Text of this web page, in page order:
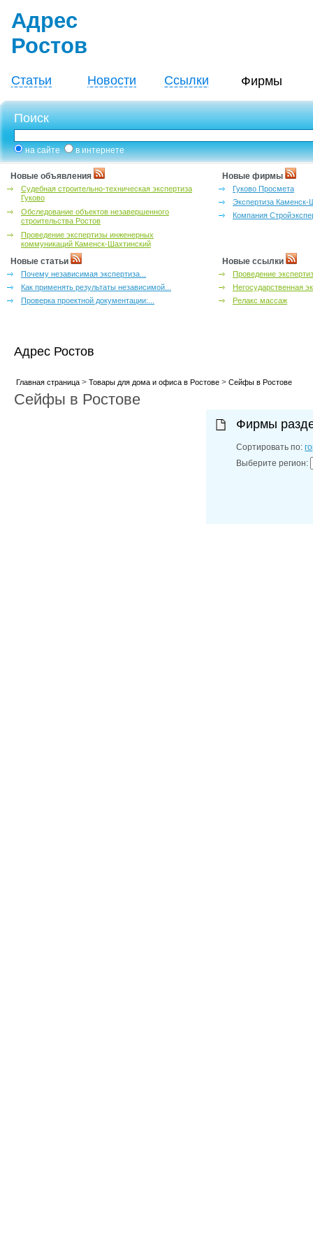
Адрес
Ростов
Статьи Новости Ссылки Фирмы
Поиск
на сайте в интернете
Новые объявления
Судебная строительно-техническая экспертиза
Гуково
Обследование объектов незавершенного
строительства Ростов
Проведение экспертизы инженерных
коммуникаций Каменск-Шахтинский
Новые фирмы
Гуково Просмета
Экспертиза Каменск-
Компания
Новые статьи
Почему независимая экспертиза...
Как применять результаты независимой...
Проверка проектной документации:...
Новые ссылки
Проведение
Негосударственная
Релакс массаж
Адрес Ростов
Главная страница> Товары для дома и офиса в Ростове> Сейфы в Ростове
Сейфы в Ростове
Фирмы
Сортировать по:
Выберите регион: